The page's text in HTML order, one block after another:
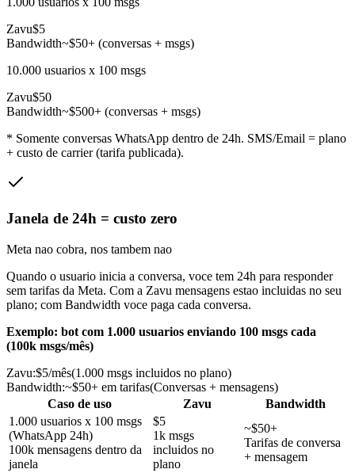
Zavu$5
Bandwidth~$50+ (conversas + msgs)
10.000 usuarios x 100 msgs
Zavu$50
Bandwidth~$500+ (conversas + msgs)
* Somente conversas WhatsApp dentro de 24h. SMS/Email = plano
+ custo de carrier (tarifa publicada).
Janela de 24h = custo zero
Meta nao cobra, nos tambem nao
Quando o usuario inicia a conversa, voce tem 24h para responder
sem tarifas da Meta. Com a Zavu mensagens estao incluidas no seu
plano; com Bandwidth voce paga cada conversa.
Exemplo: bot com 1.000 usuarios enviando 100 msgs cada
(100k msgs/mês)
Zavu:$5/mês(1.000 msgs incluidos no plano)
Bandwidth:~$50+ em tarifas(Conversas + mensagens)
Caso de uso
Zavu
Bandwidth
1.000 usuarios x 100 msgs
(WhatsApp 24h)
100k mensagens dentro da
janela
$5
1k msgs
incluidos no
plano
~$50+
Tarifas de conversa
+ mensagem